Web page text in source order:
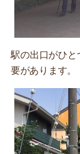
駅の出口がひ
要があります。